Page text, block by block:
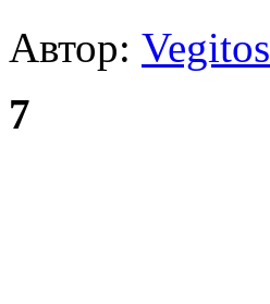
Автор: Vegitos
7